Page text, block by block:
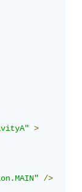
>
/>